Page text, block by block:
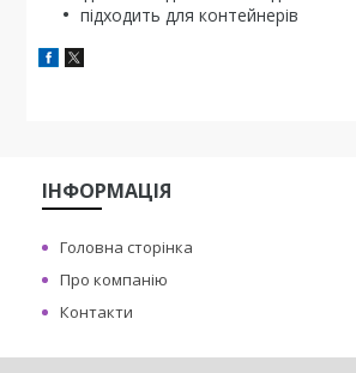
підходить для контейнерів
ІНФОРМАЦІЯ
Головна сторінка
Про компанію
Контакти